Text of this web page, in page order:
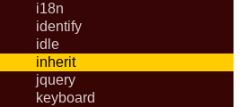
i18n
identify
idle
inherit
jquery
keyboard